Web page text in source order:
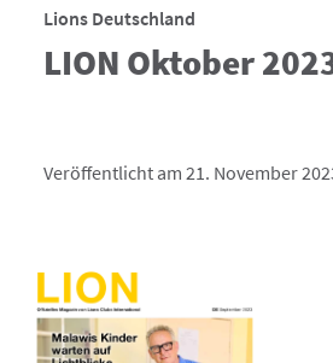
Lions Deutschland
LION Oktober
Veröffentlicht am 21. November